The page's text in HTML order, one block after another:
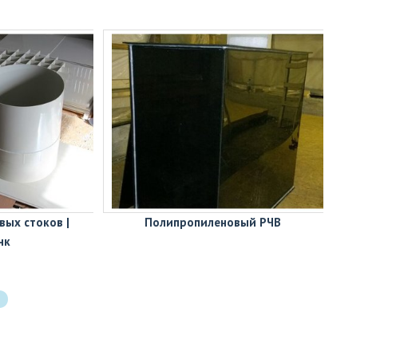
стоков |
Полипропиленовый РЧВ